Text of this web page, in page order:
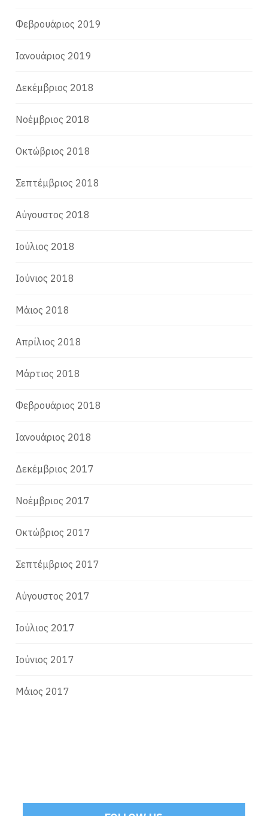
Φεβρουάριος 2019
Ιανουάριος 2019
Δεκέμβριος 2018
Νοέμβριος 2018
Οκτώβριος 2018
Σεπτέμβριος 2018
Αύγουστος 2018
Ιούλιος 2018
Ιούνιος 2018
Μάιος 2018
Απρίλιος 2018
Μάρτιος 2018
Φεβρουάριος 2018
Ιανουάριος 2018
Δεκέμβριος 2017
Νοέμβριος 2017
Οκτώβριος 2017
Σεπτέμβριος 2017
Αύγουστος 2017
Ιούλιος 2017
Ιούνιος 2017
Μάιος 2017